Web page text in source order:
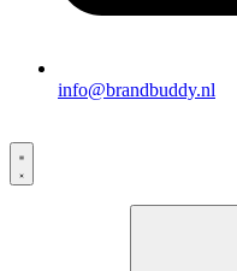
info@brandbuddy.nl